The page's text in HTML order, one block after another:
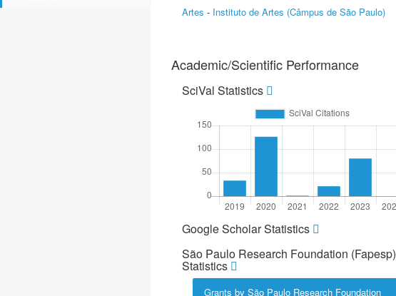
Artes - Instituto de Artes (Câmpus de São Paulo)
Academic/Scientific Performance
SciVal Statistics
Google Scholar Statistics
São Paulo Research Foundation (Fapesp)
Statistics
Grants by São Paulo Research Foundation